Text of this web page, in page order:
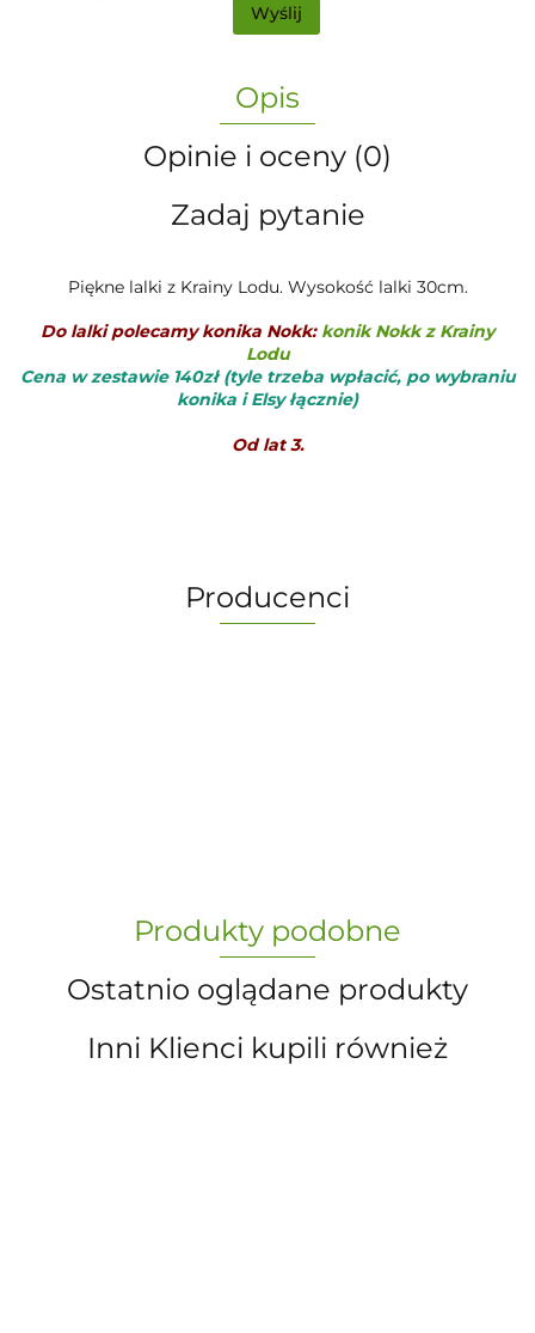
Wyślij
Opis
Opinie i oceny (0)
Zadaj pytanie
Piękne lalki z Krainy Lodu. Wysokość lalki 30cm.
Do lalki polecamy konika Nokk: konik Nokk z Krainy
Lodu
Cena w zestawie 140zł (tyle trzeba wpłacić, po wybraniu
konika i Elsy łącznie)
Od lat 3.
Producenci
„Paula” S.C. Marzena Dudkiewicz
Sławomir Dudkiewicz
Produkty podobne
Ostatnio oglądane produkty
Inni Klienci kupili również